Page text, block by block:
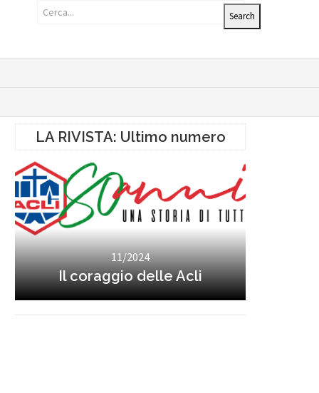
LA RIVISTA: Ultimo numero
11/2024
Il coraggio delle Acli